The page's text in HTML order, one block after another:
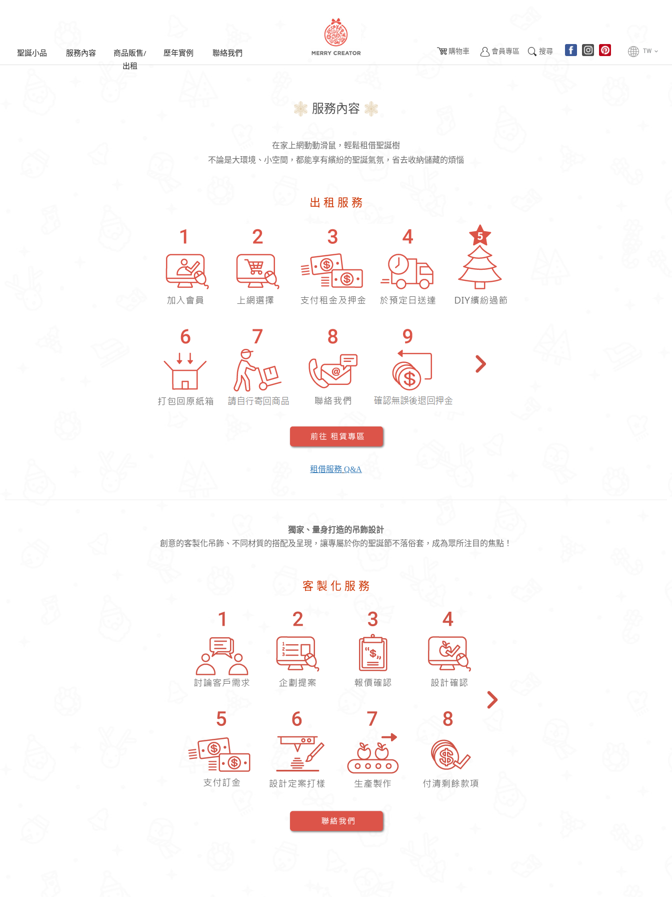
聖誕小品 服務內容
商品販售/
出租
歷年實例 聯絡我們 購物車 會員專區 搜尋 TW keyboard_arrow_down
服務內容
在家上網動動滑鼠，輕鬆租借聖誕樹
不論是大環境、小空間，都能享有繽紛的聖誕氣氛，省去收納儲藏的煩惱
出 租 服 務
租借服務 Q&A
獨家、量身打造的吊飾設計
創意的客製化吊飾 、不同 材質的搭配及呈現， 讓專屬於你的聖誕節不落俗套 ，成為眾所注目 的焦點！
客 製 化 服 務